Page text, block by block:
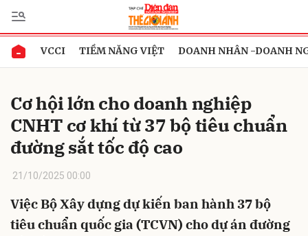
VCCI TIỀM NĂNG VIỆT DOANH NHÂN -DOANH
Cơ hội lớn cho doanh nghiệp
CNHT cơ khí từ 37 bộ tiêu chuẩn
đường sắt tốc độ cao
21/10/2025 00:00
Việc Bộ Xây dựng dự kiến ban hành 37 bộ
tiêu chuẩn quốc gia (TCVN) cho dự án đường
Gửi bình luận
Hủy Gửi